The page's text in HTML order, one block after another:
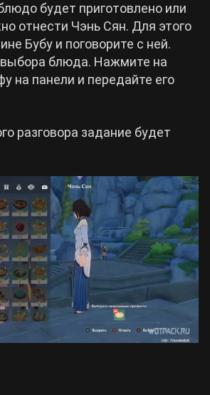
будет приготовлено или
отнести Чэнь Сян. Для этого
Бубу и поговорите с ней.
выбора блюда. Нажмите на
на панели и передайте его
разговора задание будет